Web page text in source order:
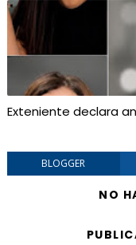
Exteniente declara
BLOGGER
NO